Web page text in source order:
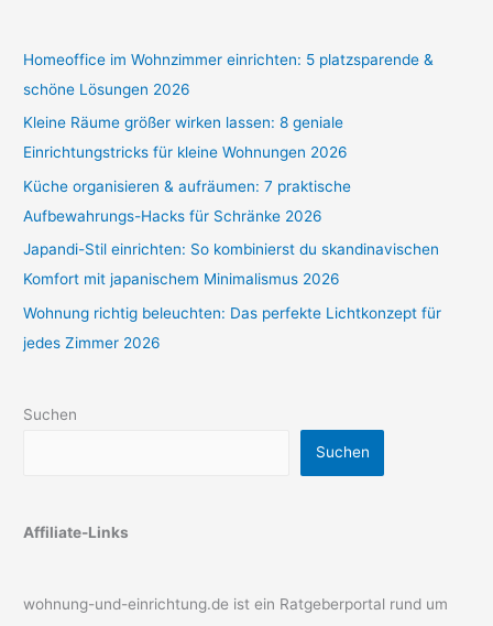
Homeoffice im Wohnzimmer einrichten: 5 platzsparende &
schöne Lösungen 2026
Kleine Räume größer wirken lassen: 8 geniale
Einrichtungstricks für kleine Wohnungen 2026
Küche organisieren & aufräumen: 7 praktische
Aufbewahrungs-Hacks für Schränke 2026
Japandi-Stil einrichten: So kombinierst du skandinavischen
Komfort mit japanischem Minimalismus 2026
Wohnung richtig beleuchten: Das perfekte Lichtkonzept für
jedes Zimmer 2026
Suchen
Suchen
Affiliate-Links
wohnung-und-einrichtung.de ist ein Ratgeberportal rund um